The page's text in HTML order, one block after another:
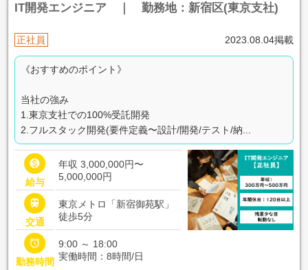
IT開発エンジニア ｜ 勤務地：新宿区(東京支社)
正社員 2023.08.04掲載
《おすすめのポイント》
当社の強み
1.東京支社での100%受託開発
2.フルスタック開発(要件定義〜設計/開発/テスト/納...

給与
年収 3,000,000円〜
5,000,000円

交通
東京メトロ「新宿御苑駅」
徒歩5分

勤務時間
9:00 ～ 18:00
実働時間：8時間/日